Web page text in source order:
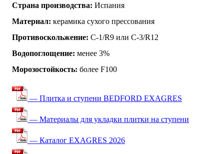
Страна производства: Испания
Материал: керамика сухого прессования
Противоскольжение: C-1/R9 или C-3/R12
Водопоглощение: менее 3%
Морозостойкость: более F100
— Плитка и ступени BEDFORD EXAGRES
— Материалы для укладки плитки на ступени
— Каталог EXAGRES 2026